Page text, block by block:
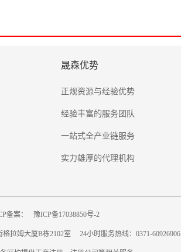
晟森优势
正规资源与经验优势
经验丰富的服务团队
一站式全产业链服务
实力雄厚的代理机构
备案： 豫ICP备17038850号-2
拉姆大厦B栋2102室 24小时服务热线：0371-60926906